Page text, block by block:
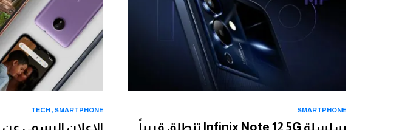
SMARTPHONE
سلسلة Infinix Note 12 5G تنطلق قريباً
SMARTPHONE
TECH